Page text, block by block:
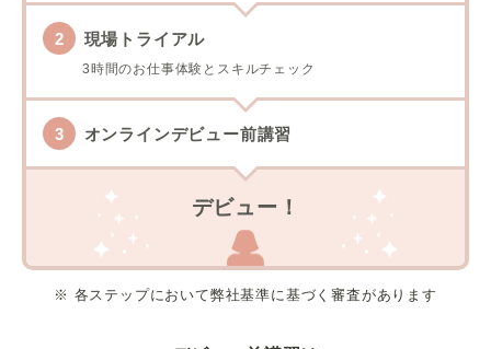
現場トライアル
3時間のお仕事体験とスキルチェック
オンラインデビュー前講習
デビュー！
※ 各ステップにおいて弊社基準に基づく審査があります